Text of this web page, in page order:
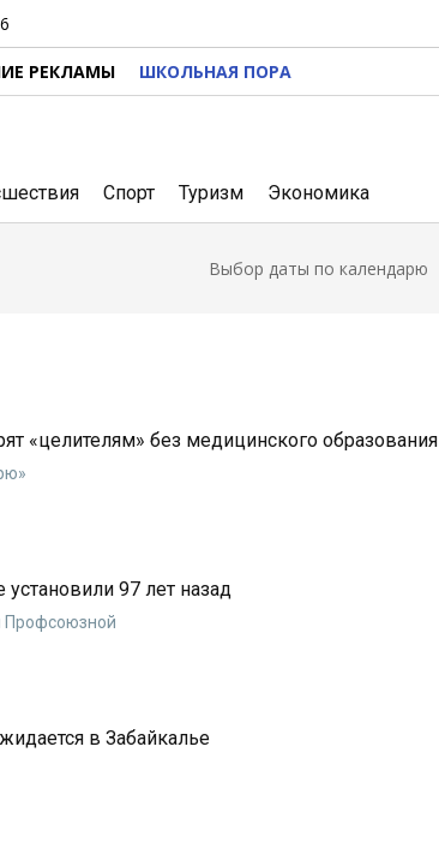
РЕКЛАМЫ ШКОЛЬНАЯ ПОРА
Спорт Туризм Экономика
Выбор даты по календарю
«целителям» без медицинского образования
97 лет назад
Профсоюзной
в Забайкалье